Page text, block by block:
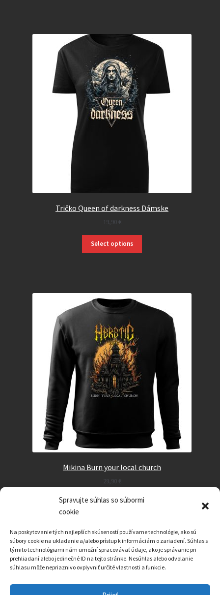
Spravujte súhlas so súbormi
cookie
Na poskytovanie tých najlepších skúseností používame technológie, ako sú
súbory cookie na ukladanie a/alebo prístup k informáciám o zariadení. Súhlas s
týmito technológiami nám umožní spracovávať údaje, ako je správanie pri
prehliadaní alebo jedinečné ID na tejto stránke. Nesúhlas alebo odvolanie
súhlasu môže nepriaznivo ovplyvniť určité vlastnosti a funkcie.
Tričko Queen of darkness Dámske
19,90 €
Select options
Mikina Burn your local church
29,90 €
Select options